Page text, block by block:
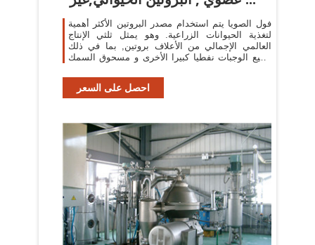
فول الصويا يتم استخدام مصدر البروتين الأكثر أهمية
لتغذية الحيوانات الزراعية. وهو يمثل ثلثي الإنتاج
العالمي الإجمالي من الأعلاف بروتين, بما في ذلك
جميع الوجبات نفطيا كبيرا الأخرى و مسحوق السمك
احصل على السعر